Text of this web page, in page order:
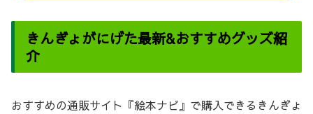
きんぎょがにげた最新&おすすめグッズ紹
介
おすすめの通販サイト『絵本ナビ』で購入できるきんぎょ